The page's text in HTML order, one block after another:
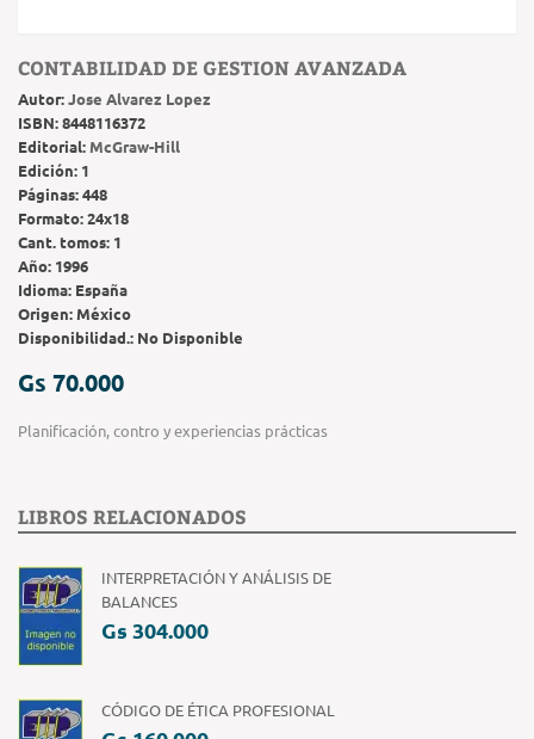
CONTABILIDAD DE GESTION AVANZADA
Autor:Jose Alvarez Lopez
ISBN:8448116372
Editorial: McGraw-Hill
Edición: 1
Páginas:448
Formato:24x18
Cant. tomos: 1
Año: 1996
Idioma: España
Origen:México
Disponibilidad.: No Disponible
Gs 70.000
Planificación, contro y experiencias prácticas
LIBROS RELACIONADOS
INTERPRETACIÓN Y ANÁLISIS DE
BALANCES
Gs 304.000
CÓDIGO DE ÉTICA PROFESIONAL